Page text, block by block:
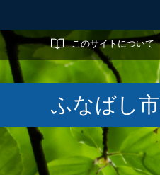
このサイトについて
サイト内検索
ふなばし